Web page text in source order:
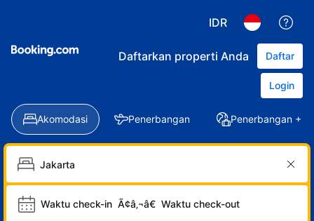
IDR
Daftarkan properti Anda Daftar
Login
Akomodasi Penerbangan Penerbangan +
Waktu check-in Ã¢â‚¬â€ Waktu check-out